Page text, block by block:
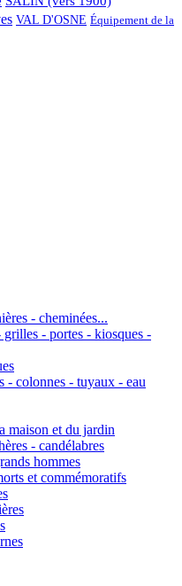
VAL D'OSNE Équipement de la
- cheminées...
- portes - kiosques -
- colonnes - tuyaux - eau
maison et du jardin
- candélabres
hommes
et commémoratifs